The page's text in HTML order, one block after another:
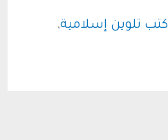
كتب تلوين إسلامية,